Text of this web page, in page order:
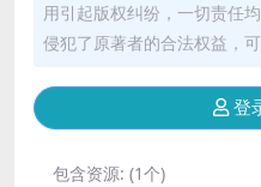
用引起版权纠纷，一切责任
侵犯了原著者的合法权益，
登
包含资源: (1个)